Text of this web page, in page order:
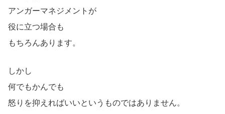
アンガーマネジメントが
役に立つ場合も
もちろんあります。
しかし
何でもかんでも
怒りを抑えればいいというものではありません。